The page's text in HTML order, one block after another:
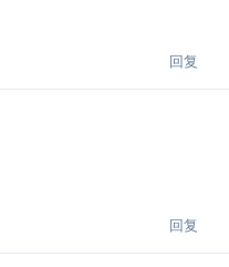
回复
回复